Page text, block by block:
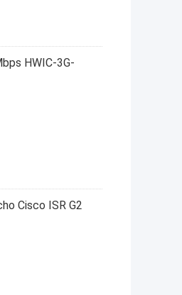
HWIC-3G-
Cisco ISR G2